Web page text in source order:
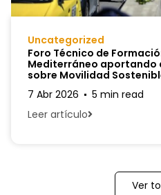
Uncategorized
Foro Técnico de
Mediterráneo aportando
sobre Movilidad
7 Abr 2026
5 min read
Leer artículo
Ver